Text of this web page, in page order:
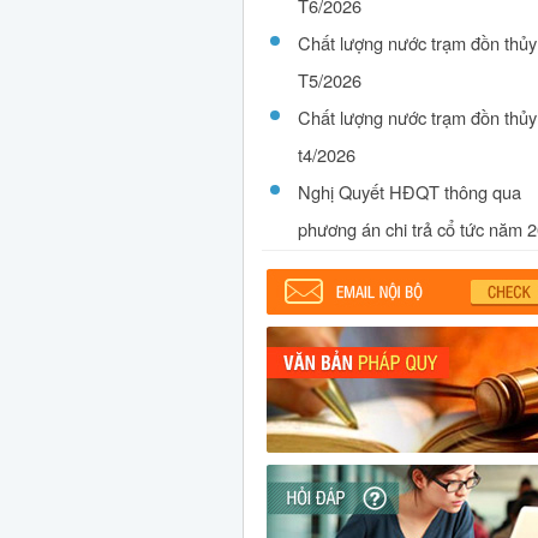
T6/2026
Chất lượng nước trạm đồn thủy
T5/2026
Chất lượng nước trạm đồn thủy
t4/2026
Nghị Quyết HĐQT thông qua
phương án chi trả cổ tức năm